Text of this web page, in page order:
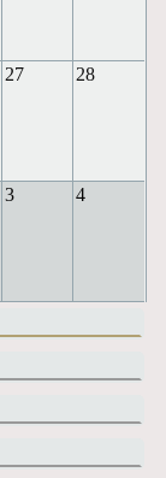
27 28
3 4